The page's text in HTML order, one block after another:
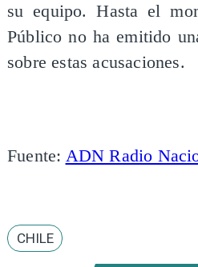
su equipo. Hasta el
Público no ha emitido
sobre estas acusaciones.
Fuente: ADN Radio
CHILE